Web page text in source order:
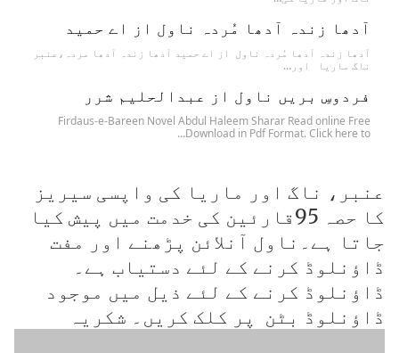
آدھا زندہ آدھا مُردہ ناول از اے حمید
آدھا زندہ آدھا مُردہ ناول از اے حمید آدھا زندہ آدھا مردہ،عنبر
ناگ ماریا اور…
فردوسِ بریں ناول از عبدالحلیم شرر
Firdaus-e-Bareen Novel Abdul Haleem Sharar Read online Free
Download in Pdf Format. Click here to…
عنبر، ناگ اور ماریا کی واپسی سیریز
کا حصہ 95قارئین کی خدمت میں پیش کیا
جاتا ہے۔ناول آنلائن پڑھنے اور مفت
ڈاؤنلوڈ کرنے کے لئے دستیاب ہے۔
ڈاؤنلوڈ کرنے کے لئے ذیل میں موجود
ڈاؤنلوڈ بٹن پر کلک کریں۔ شکریہ